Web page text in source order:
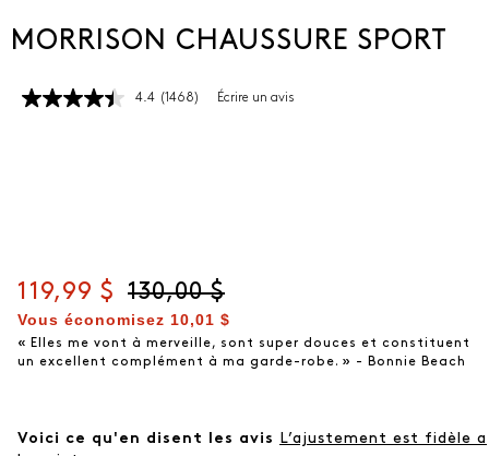
MORRISON CHAUSSURE SPORT
4.4 Lire
(1468) Écrire un avis
Prix actuel
119,99 $ Prix d'origine
130,00 $
Vous économisez 10,01 $
« Elles me vont à merveille, sont super douces et constituent
un excellent complément à ma garde-robe. » - Bonnie Beach
Voici ce qu'en disent les avis
L’ajustement est fidèle a